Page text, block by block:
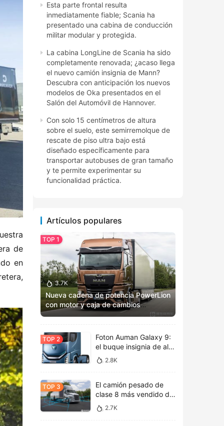
de
en
Esta parte frontal resulta
inmediatamente fiable; Scania ha
presentado una cabina de conducción
militar modular y protegida.
La cabina LongLine de Scania ha sido
completamente renovada; ¿acaso llega
el nuevo camión insignia de Mann?
Descubra con anticipación los nuevos
modelos de Oka presentados en el
Salón del Automóvil de Hannover.
Con solo 15 centímetros de altura
sobre el suelo, este semirremolque de
rescate de piso ultra bajo está
diseñado específicamente para
transportar autobuses de gran tamaño
y te permite experimentar su
funcionalidad práctica.
Artículos populares
3.7K
Nueva cadena de potencia PowerLion
con motor y caja de cambios
totalmente renovados: Vista previa
Foton Auman Galaxy 9:
el buque insignia de alta
tecnología inaugura una
nueva era de estética
2.8K
El camión pesado de
clase 8 más vendido de
América del Norte, la
nueva cabina de vida
2.7K